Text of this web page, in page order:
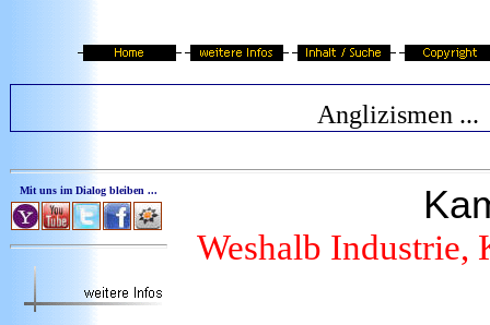
Anglizismen ...
Mit uns im Dialog bleiben ...
Weshalb Industrie,